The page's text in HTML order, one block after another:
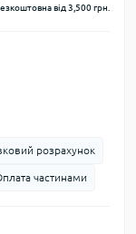
від 3,500 грн.
розрахунок
частинами